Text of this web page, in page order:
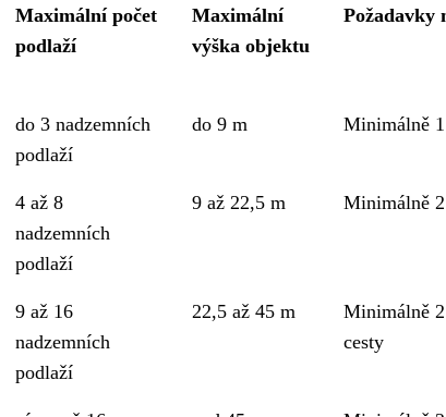
Maximální počet
podlaží
Maximální
výška objektu
Požadavky
do 3 nadzemních
podlaží
do 9 m Minimálně
4 až 8
nadzemních
podlaží
9 až 22,5 m Minimálně
9 až 16
nadzemních
podlaží
22,5 až 45 m
Minimálně
cesty